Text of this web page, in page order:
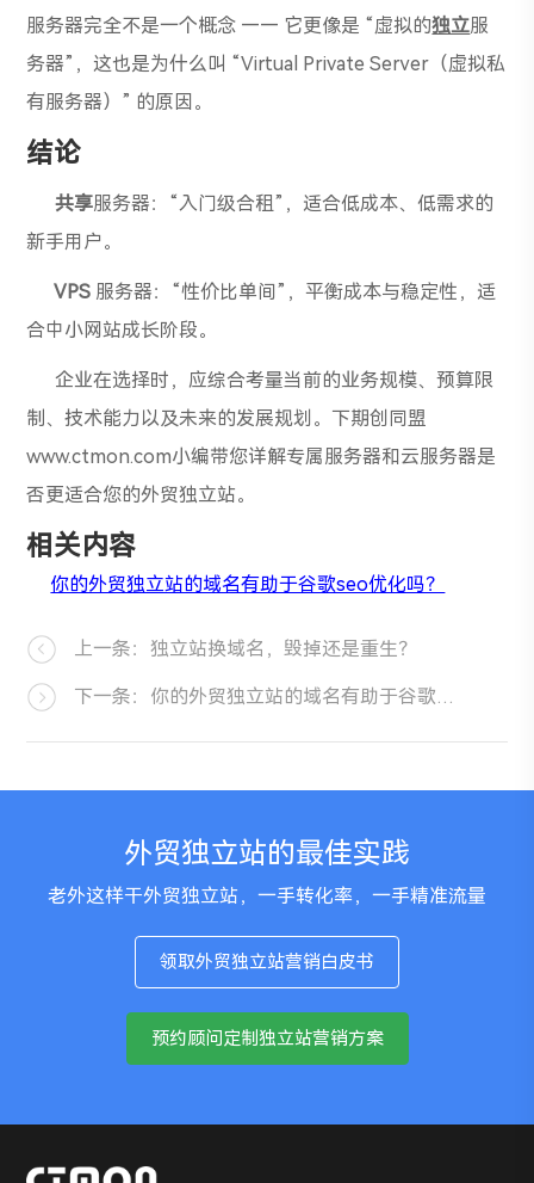
服务器完全不是一个概念 —— 它更像是 “虚拟的独立服
务器”，这也是为什么叫 “Virtual Private Server（虚拟私
有服务器）” 的原因。
结论
共享服务器：“入门级合租”，适合低成本、低需求的
新手用户。
VPS 服务器：“性价比单间”，平衡成本与稳定性，适
合中小网站成长阶段。
企业在选择时，应综合考量当前的业务规模、预算限
制、技术能力以及未来的发展规划。下期创同盟
www.ctmon.com小编带您详解专属服务器和云服务器是
否更适合您的外贸独立站。
相关内容
你的外贸独立站的域名有助于谷歌seo优化吗？
上一条：独立站换域名，毁掉还是重生？
下一条：你的外贸独立站的域名有助于谷歌seo优化吗？
外贸独立站的最佳实践
老外这样干外贸独立站，一手转化率，一手精准流量
领取外贸独立站营销白皮书
预约顾问定制独立站营销方案